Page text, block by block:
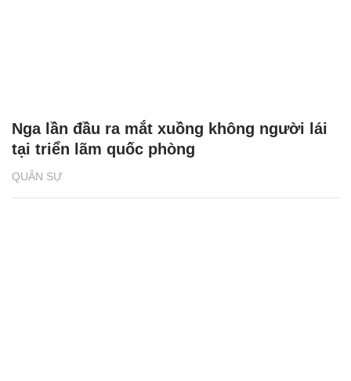
QUÂN SỰ
Nga lần đầu ra mắt xuồng không người lái
tại triển lãm quốc phòng